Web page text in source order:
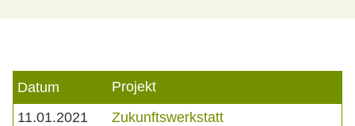
Datum
Projekt
11.01.2021
Zukunftswerkstatt